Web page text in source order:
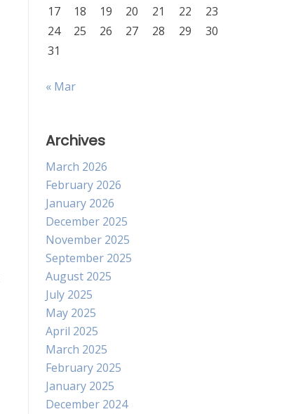
17
18 19 20 21 22
23
24
25 26 27 28 29
30
31
« Mar
Archives
March 2026
February 2026
January 2026
December 2025
November 2025
September 2025
August 2025
July 2025
May 2025
April 2025
March 2025
February 2025
January 2025
December 2024